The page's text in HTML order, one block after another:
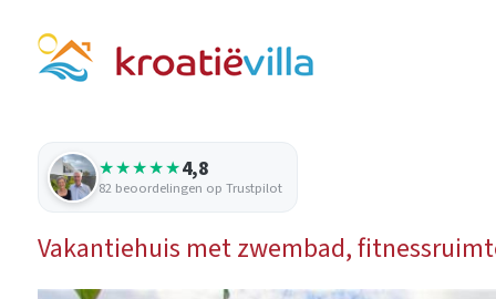
★★★★★4,8
82 beoordelingen op Trustpilot
Vakantiehuis met zwembad,